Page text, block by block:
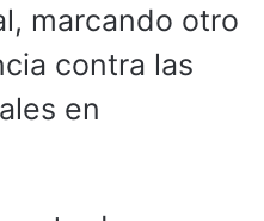
marcando otro
contra las
en